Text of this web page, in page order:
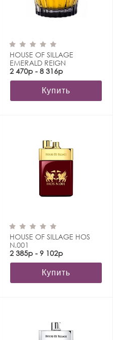
HOUSE OF SILLAGE
EMERALD REIGN
2 470р - 8 316р
Купить
HOUSE OF SILLAGE HOS
N.001
2 385р - 9 102р
Купить